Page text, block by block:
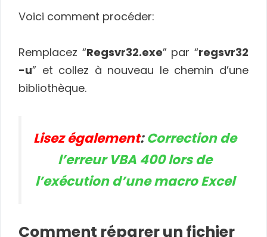
Voici comment procéder:
Remplacez “Regsvr32.exe” par “regsvr32
-u” et collez à nouveau le chemin d’une
bibliothèque.
Lisez également:Correction de
l’erreur VBA 400 lors de
l’exécution d’une macro Excel
Comment réparer un fichier